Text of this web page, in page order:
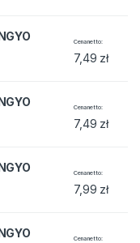
Cena netto
7,49 zł
Cena netto
7,49 zł
Cena netto
7,99 zł
Cena netto